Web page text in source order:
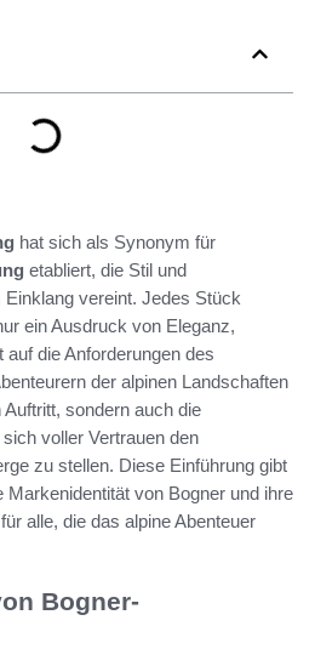
hat sich als Synonym für
etabliert, die Stil und
vereint. Jedes Stück
ein Ausdruck von Eleganz,
die Anforderungen des
der alpinen Landschaften
sondern auch die
voller Vertrauen den
zu stellen. Diese Einführung gibt
Markenidentität von Bogner und ihre
alle, die das alpine Abenteuer
Bogner-